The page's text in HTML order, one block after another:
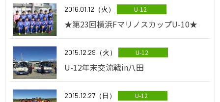
2016.01.12（火） U-12
★第23回横浜FマリノスカップU-10★
2015.12.29（火） U-12
U-12年末交流戦in八田
2015.12.27（日） U-12